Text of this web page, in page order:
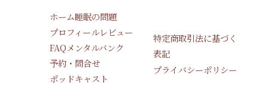
ホーム睡眠の問題
プロフィールレビュー
FAQメンタルバンク
予約・問合せ
ポッドキャスト
特定商取引法に基づく
表記
プライバシーポリシー